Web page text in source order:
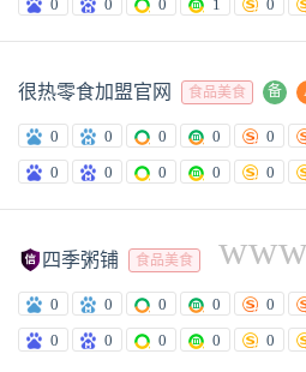
0
0 0 1 0
很热零食加盟官网 食品美食 备
0 0 0 0 0
0
0 0 0 0
 四季粥铺 食品美食
0 0 0 0 0
0
0 0 0 0